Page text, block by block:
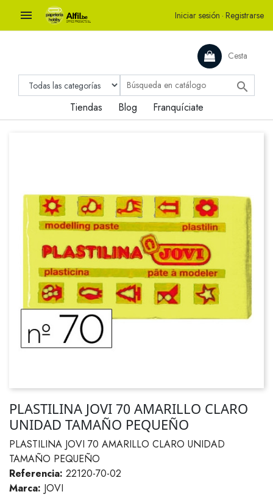
 Iniciar sesión · Registrarse
Cesta

Tiendas Blog Franquíciate
PLASTILINA JOVI 70 AMARILLO CLARO
UNIDAD TAMAÑO PEQUEÑO
PLASTILINA JOVI 70 AMARILLO CLARO UNIDAD
TAMAÑO PEQUEÑO
Referencia: 22120-70-02
Marca: JOVI